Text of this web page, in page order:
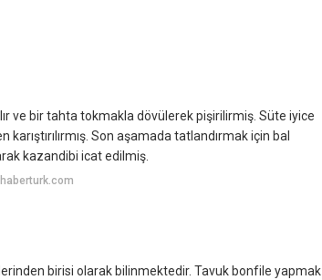
ve bir tahta tokmakla dövülerek pişirilirmiş. Süte iyice
Son aşamada tatlandırmak için bal
kazandibi icat edilmiş.
haberturk.com
birisi olarak bilinmektedir. Tavuk bonfile yapmak